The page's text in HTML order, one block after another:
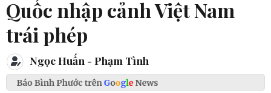
Quốc nhập cảnh Việt Nam
trái phép
Ngọc Huấn - Phạm Tình